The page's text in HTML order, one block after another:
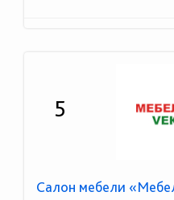
5
Салон мебели